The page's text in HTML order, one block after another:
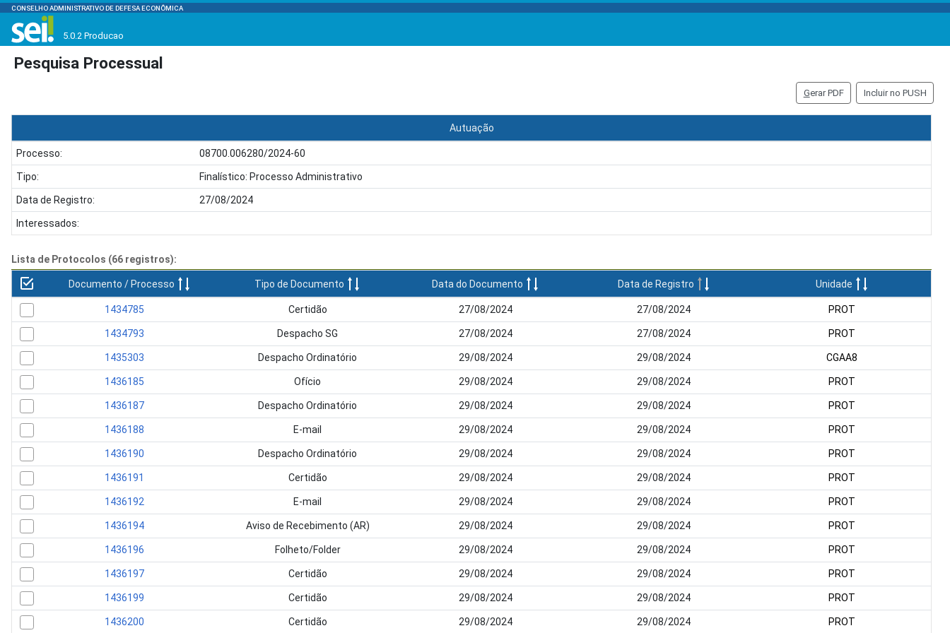
CONSELHO ADMINISTRATIVO DE DEFESA ECONÔMICA
5.0.2 Producao
Pesquisa Processual
Gerar PDF Incluir no PUSH
Autuação
Processo: 08700.006280/2024-60
Tipo: Finalístico: Processo Administrativo
Data de Registro: 27/08/2024
Interessados:
Lista de Protocolos (66 registros):
Documento / Processo Tipo de Documento Data do Documento Data de Registro Unidade
1434785 Certidão 27/08/2024 27/08/2024 PROT
1434793 Despacho SG 27/08/2024 27/08/2024 PROT
1435303 Despacho Ordinatório 29/08/2024 29/08/2024 CGAA8
1436185 Ofício 29/08/2024 29/08/2024 PROT
1436187 Despacho Ordinatório 29/08/2024 29/08/2024 PROT
1436188 E-mail 29/08/2024 29/08/2024 PROT
1436190 Despacho Ordinatório 29/08/2024 29/08/2024 PROT
1436191 Certidão 29/08/2024 29/08/2024 PROT
1436192 E-mail 29/08/2024 29/08/2024 PROT
1436194 Aviso de Recebimento (AR) 29/08/2024 29/08/2024 PROT
1436196 Folheto/Folder 29/08/2024 29/08/2024 PROT
1436197 Certidão 29/08/2024 29/08/2024 PROT
1436199 Certidão 29/08/2024 29/08/2024 PROT
1436200 Certidão 29/08/2024 29/08/2024 PROT